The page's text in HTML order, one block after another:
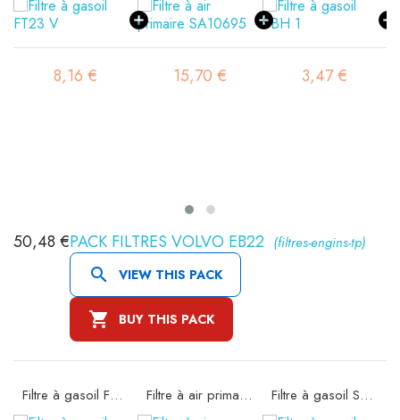
8,16 € 15,70 € 3,47 €
PACK FILTRES VOLVO EB22 (filtres-engins-tp)
 VIEW THIS PACK
 BUY THIS PACK
50,48 €
Filtre à gasoil FT23 V Filtre à air primaire SA10695 Filtre à gasoil SBH 1